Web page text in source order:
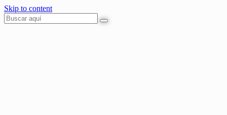
Skip to content